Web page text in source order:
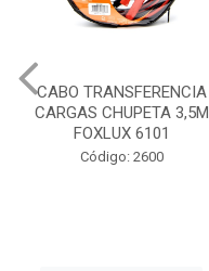
CABO TRANSFERENCIA
CARGAS CHUPETA 3,5M
FOXLUX 6101
Código: 2600